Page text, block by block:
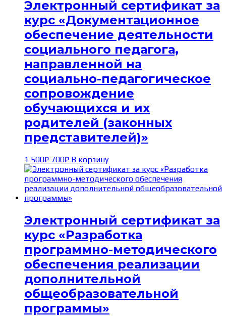
Электронный сертификат за
курс «Документационное
обеспечение деятельности
социального педагога,
направленной на
социально-педагогическое
сопровождение
обучающихся и их
родителей (законных
представителей)»
1 500₽ Первоначальная
цена
составляла
1 500₽.
700₽Текущая
цена:
700₽.
В корзину
Электронный сертификат за
курс «Разработка
программно-методического
обеспечения реализации
дополнительной
общеобразовательной
программы»